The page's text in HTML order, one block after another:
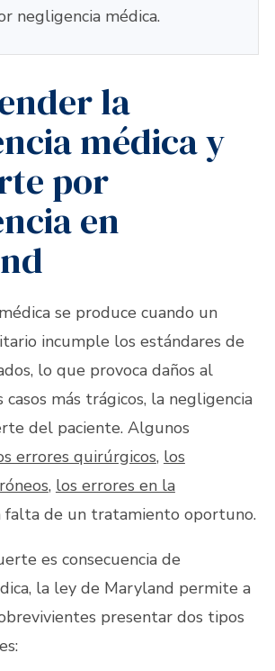
negligencia médica.
la
médica y
por
en
se produce cuando un
incumple los estándares de
lo que provoca daños al
casos más trágicos, la negligencia
del paciente. Algunos
errores quirúrgicos, los
, los errores en la
de un tratamiento oportuno.
es consecuencia de
la ley de Maryland permite a
presentar dos tipos